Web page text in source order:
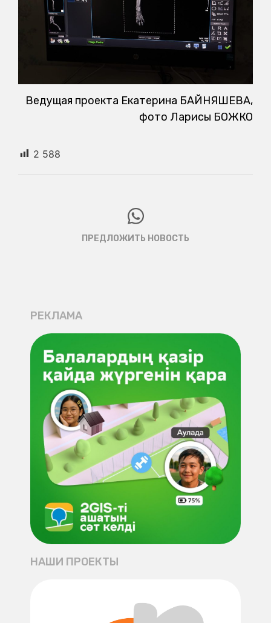
Ведущая проекта Екатерина БАЙНЯШЕВА,
фото Ларисы БОЖКО
2 588
ПРЕДЛОЖИТЬ НОВОСТЬ
РЕКЛАМА
НАШИ ПРОЕКТЫ